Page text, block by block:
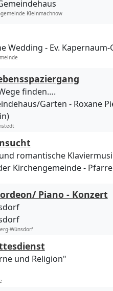
Kleinmachnow
Wedding Ev.
finden….
Garten
Roxane
romantische
Kirchengemeinde
Piano - Konzert
Wünsdorf
und Religion"